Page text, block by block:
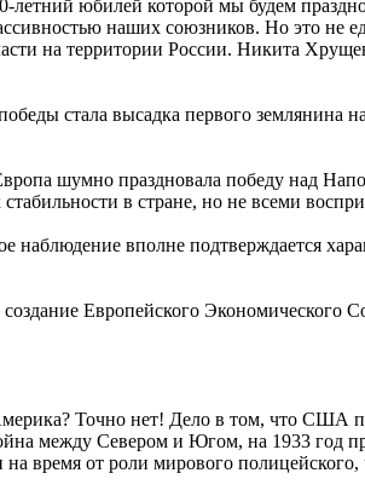
юбилей которой мы будем
наших союзников. Но это не
на территории России. Никита
стала высадка первого землянина
шумно праздновала победу над
в стране, но не всеми
вполне подтверждается
Европейского Экономического
Точно нет! Дело в том, что США
между Севером и Югом, на 1933 год
время от роли мирового полицейского,